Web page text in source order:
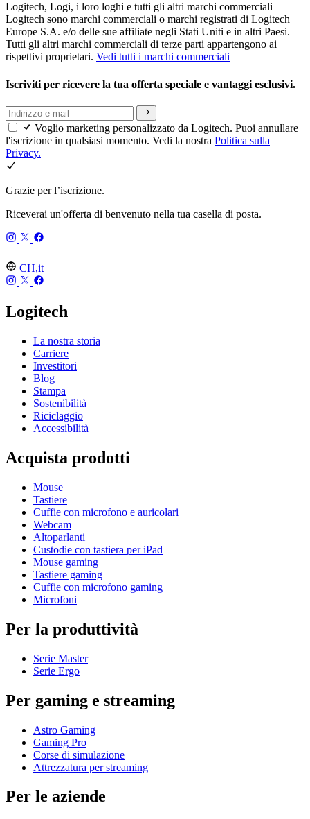
Logitech, Logi, i loro loghi e tutti gli altri marchi commerciali
Logitech sono marchi commerciali o marchi registrati di Logitech
Europe S.A. e/o delle sue affiliate negli Stati Uniti e in altri Paesi.
Tutti gli altri marchi commerciali di terze parti appartengono ai
rispettivi proprietari. Vedi tutti i marchi commerciali
Iscriviti per ricevere la tua offerta speciale e vantaggi esclusivi.
Voglio marketing personalizzato da Logitech. Puoi annullare
l'iscrizione in qualsiasi momento. Vedi la nostra Politica sulla
Privacy.
Grazie per l’iscrizione.
Riceverai un'offerta di benvenuto nella tua casella di posta.
CH,it
Logitech
La nostra storia
Carriere
Investitori
Blog
Stampa
Sostenibilità
Riciclaggio
Accessibilità
Acquista prodotti
Mouse
Tastiere
Cuffie con microfono e auricolari
Webcam
Altoparlanti
Custodie con tastiera per iPad
Mouse gaming
Tastiere gaming
Cuffie con microfono gaming
Microfoni
Per la produttività
Serie Master
Serie Ergo
Per gaming e streaming
Astro Gaming
Gaming Pro
Corse di simulazione
Attrezzatura per streaming
Per le aziende